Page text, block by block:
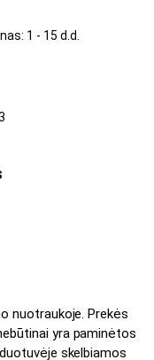
1 - 15 d.d.
nuotraukoje. Prekės
yra paminėtos
skelbiamos